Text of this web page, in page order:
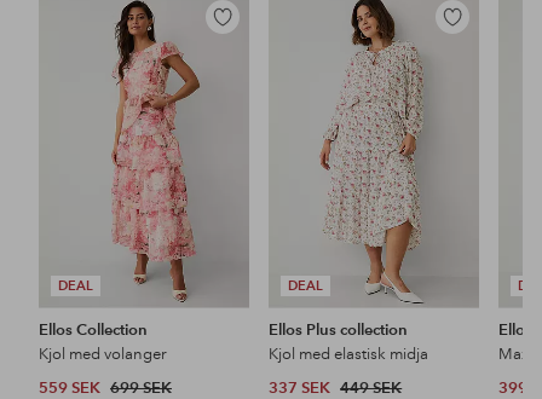
DEAL
Lägg
Ellos Collection
Kjol med volanger
559 SEK 699 SEK
DEAL
Lägg
Ellos Plus collection
Kjol med elastisk midja
337 SEK 449 SEK
Ellos
399